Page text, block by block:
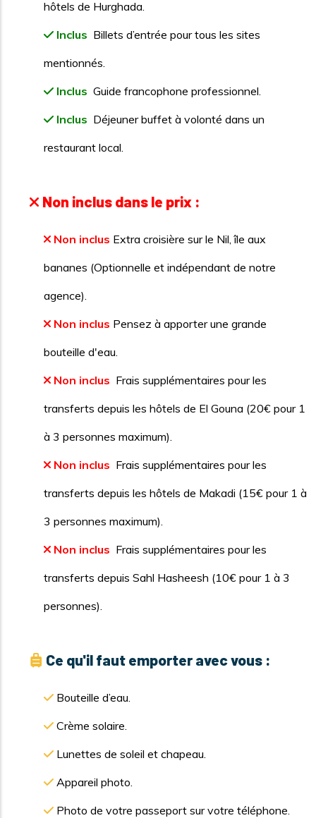
hôtels de Hurghada.
Inclus Billets d’entrée pour tous les sites
mentionnés.
Inclus Guide francophone professionnel.
Inclus Déjeuner buffet à volonté dans un
restaurant local.
Non inclus dans le prix :
Non inclus Extra croisière sur le Nil, île aux
bananes (Optionnelle et indépendant de notre
agence).
Non inclus Pensez à apporter une grande
bouteille d'eau.
Non inclus Frais supplémentaires pour les
transferts depuis les hôtels de El Gouna (20€ pour 1
à 3 personnes maximum).
Non inclus Frais supplémentaires pour les
transferts depuis les hôtels de Makadi (15€ pour 1 à
3 personnes maximum).
Non inclus Frais supplémentaires pour les
transferts depuis Sahl Hasheesh (10€ pour 1 à 3
personnes).
Ce qu'il faut emporter avec vous :
Bouteille d’eau.
Crème solaire.
Lunettes de soleil et chapeau.
Appareil photo.
Photo de votre passeport sur votre téléphone.